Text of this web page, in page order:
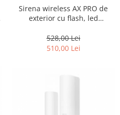
Sirena wireless AX PRO de
exterior cu flash, led
HIKVISION DS-PS1-E-WE-O
528,00 Lei
510,00 Lei